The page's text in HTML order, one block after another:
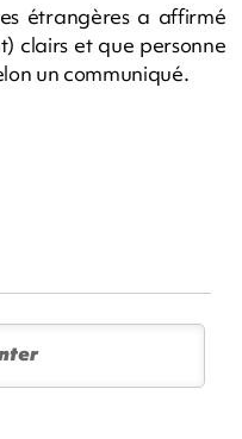
étrangères a affirmé
clairs et que personne
un communiqué.